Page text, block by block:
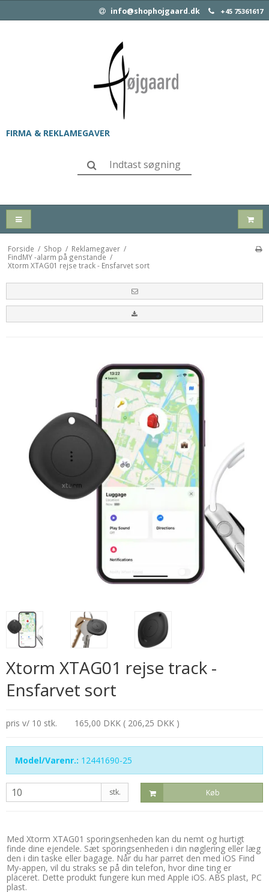
info@shophojgaard.dk +45 75361617
FIRMA & REKLAMEGAVER
Forside / Shop / Reklamegaver /
FindMY -alarm på genstande /
Xtorm XTAG01 rejse track - Ensfarvet sort
Xtorm XTAG01 rejse track -
Ensfarvet sort
pris v/ 10 stk. 165,00 DKK ( 206,25 DKK )
Model/Varenr.: 12441690-25
stk. Køb
Med Xtorm XTAG01 sporingsenheden kan du nemt og hurtigt
finde dine ejendele. Sæt sporingsenheden i din nøglering eller læg
den i din taske eller bagage. Når du har parret den med iOS Find
My-appen, vil du straks se på din telefon, hvor dine ting er
placeret. Dette produkt fungere kun med Apple iOS. ABS plast, PC
plast.